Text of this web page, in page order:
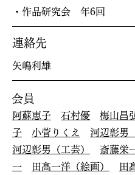
​・作品研究会 年6回
連絡先
​矢嶋利雄
会員
阿蘇恵子 石村優 梅山昌
子
小菅りくえ
河辺彰男
河辺彰男（工芸）
斎藤栄
一
田髙一洋（絵画）
田